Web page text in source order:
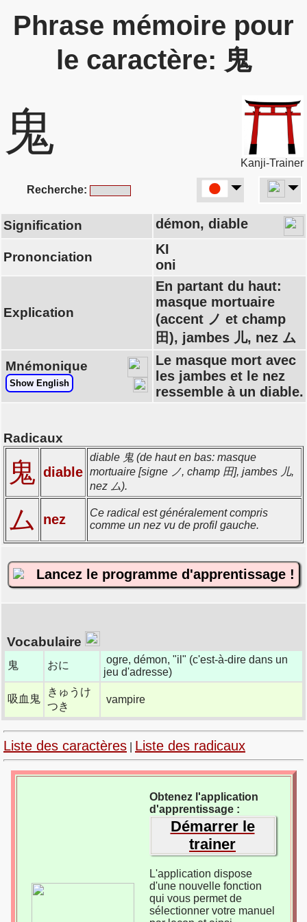
Phrase mémoire pour
le caractère: 鬼
鬼
Kanji-Trainer
Recherche:
Signification démon, diable
Prononciation
KI
oni
Explication
En partant du haut:
masque mortuaire
(accent ノ et champ
田), jambes 儿, nez ム
Mnémonique
Show English
Le masque mort avec
les jambes et le nez
ressemble à un diable.
Radicaux
鬼 diable
diable 鬼 (de haut en bas: masque
mortuaire [signe ノ, champ 田], jambes 儿,
nez ム).
ム nez
Ce radical est généralement compris
comme un nez vu de profil gauche.
Lancez le programme d'apprentissage !
Vocabulaire
鬼 おに
ogre, démon, "il" (c'est-à-dire dans un
jeu d'adresse)
吸血鬼
きゅうけ
つき
vampire
Liste des caractères Liste des radicaux
Obtenez l'application
d'apprentissage :
Démarrer le
trainer
L'application dispose
d'une nouvelle fonction
qui vous permet de
sélectionner votre manuel